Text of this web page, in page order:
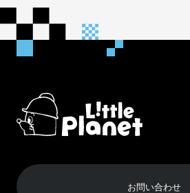
お問い合わせ